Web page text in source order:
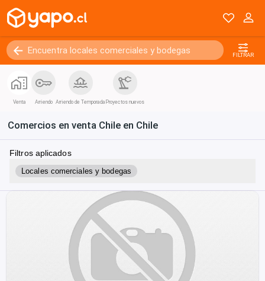
FILTRAR
Venta Arriendo Arriendo de Temporada Proyectos nuevos
Comercios en venta Chile en Chile
Filtros aplicados
Locales comerciales y bodegas